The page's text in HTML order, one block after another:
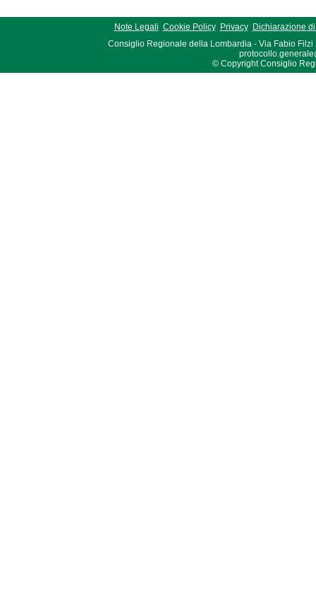
Note Legali Cookie Policy Privacy
Dichiarazione
Consiglio Regionale della Lombardia - Via Fabio Filzi
© Copyright Consiglio